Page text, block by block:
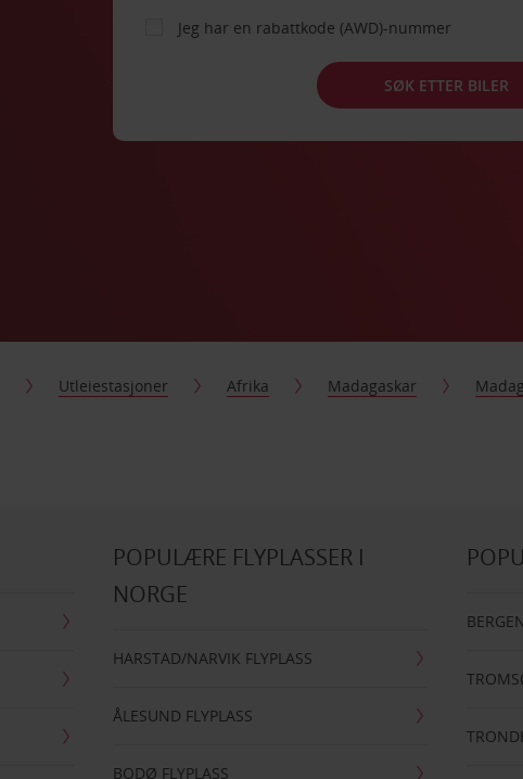
Jeg har en rabattkode (AWD)-nummer
SØK ETTER BILER
Utleiestasjoner Afrika Madagaskar
POPULÆRE FLYPLASSER I
NORGE
HARSTAD/NARVIK FLYPLASS
ÅLESUND FLYPLASS
BODØ FLYPLASS
BERGEN